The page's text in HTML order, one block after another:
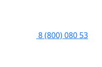
8 (800) 080 53